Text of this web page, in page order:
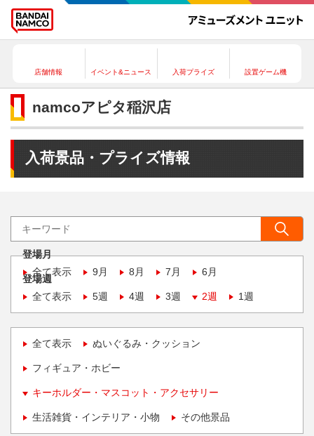
店舗情報 イベント&ニュース 入荷プライズ 設置ゲーム機
namcoアピタ稲沢店
入荷景品・プライズ情報
登場月
全て表示
9月 8月 7月 6月
登場週
全て表示
5週 4週 3週 2週 1週
全て表示 ぬいぐるみ・クッション
フィギュア・ホビー
キーホルダー・マスコット・アクセサリー
生活雑貨・インテリア・小物 その他景品